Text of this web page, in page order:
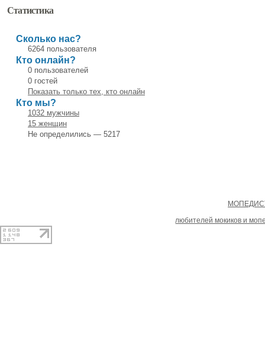
Статистика
Сколько нас?
6264 пользователя
Кто онлайн?
0 пользователей
0 гостей
Показать только тех, кто онлайн
Кто мы?
1032 мужчины
15 женщин
Не определились — 5217
любителей мокиков и